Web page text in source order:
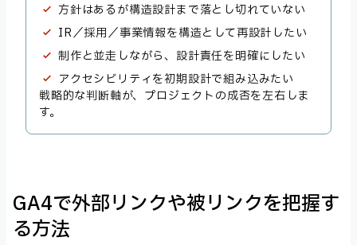
方針はあるが構造設計まで落とし切れていない
IR／採用／事業情報を構造として再設計したい
制作と並走しながら、設計責任を明確にしたい
アクセシビリティを初期設計で組み込みたい
戦略的な判断軸が、プロジェクトの成否を左右しま
す。
GA4で外部リンクや被リンクを把握す
る方法